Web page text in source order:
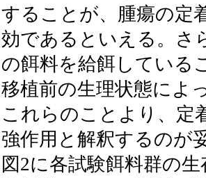
することが、腫瘍の定
効であるといえる。さ
の餌料を給餌している
移植前の生理状態によ
これらのことより、定
強作用と解釈するのが
図2に各試験餌料群の